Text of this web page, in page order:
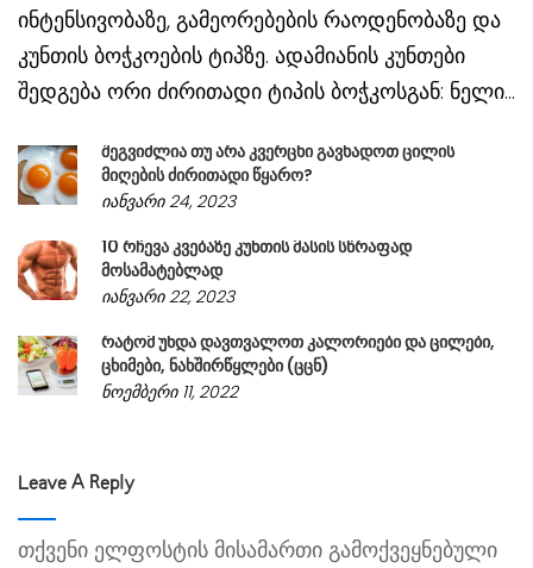
ინტენსივობაზე, გამეორებების რაოდენობაზე და
კუნთის ბოჭკოების ტიპზე. ადამიანის კუნთები
შედგება ორი ძირითადი ტიპის ბოჭკოსგან: ნელი...
შეგვიძლია თუ არა კვერცხი გავხადოთ ცილის
მიღების ძირითადი წყარო?
იანვარი 24, 2023
10 რჩევა კვებაზე კუნთის მასის სწრაფად
მოსამატებლად
იანვარი 22, 2023
რატომ უნდა დავთვალოთ კალორიები და ცილები,
ცხიმები, ნახშირწყლები (ცცნ)
ნოემბერი 11, 2022
Leave A Reply
თქვენი ელფოსტის მისამართი გამოქვეყნებული